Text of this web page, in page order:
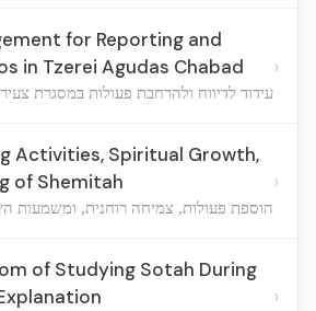
for Reporting and
in Tzerei Agudas Chabad
עידוד לדיווח ולהרחבת פעולות במסגרת
›
Activities, Spiritual Growth,
of Shemitah
הוספת פעולות, צמיחה רוחנית, ומשמעות
›
of Studying Sotah During
›